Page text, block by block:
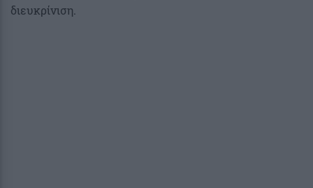
διευκρίνιση.